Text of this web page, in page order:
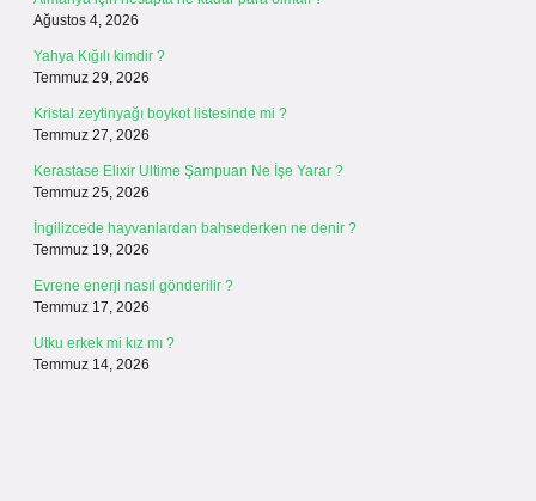
Ağustos 4, 2026
Yahya Kığılı kimdir ?
Temmuz 29, 2026
Kristal zeytinyağı boykot listesinde mi ?
Temmuz 27, 2026
Kerastase Elixir Ultime Şampuan Ne İşe Yarar ?
Temmuz 25, 2026
İngilizcede hayvanlardan bahsederken ne denir ?
Temmuz 19, 2026
Evrene enerji nasıl gönderilir ?
Temmuz 17, 2026
Utku erkek mi kız mı ?
Temmuz 14, 2026